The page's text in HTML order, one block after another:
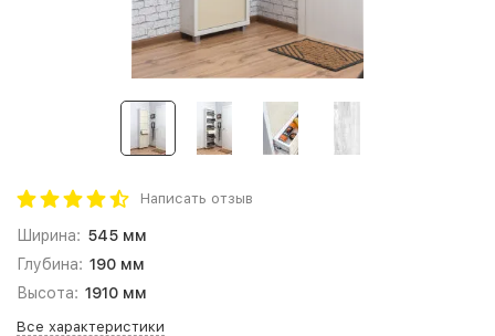
Написать отзыв
Ширина: 545 мм
Глубина: 190 мм
Высота: 1910 мм
Все характеристики